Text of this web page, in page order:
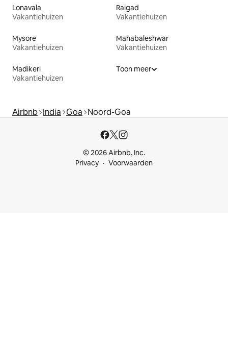
Lonavala
Vakantiehuizen
Raigad
Vakantiehuizen
Mysore
Vakantiehuizen
Mahabaleshwar
Vakantiehuizen
Madikeri
Vakantiehuizen
Toon meer
Airbnb India Goa Noord-Goa
© 2026 Airbnb, Inc.
Privacy
Voorwaarden